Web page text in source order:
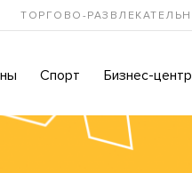
ТОРГОВО-
Спорт Бизнес-центр